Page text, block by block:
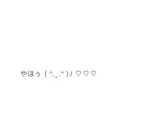
やほぅ ( ᐢ. ̫ .ᐢ )ﾉ ♡♡♡